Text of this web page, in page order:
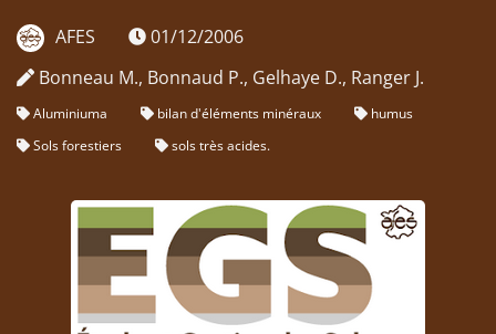
AFES
01/12/2006
Bonneau M., Bonnaud P., Gelhaye D., Ranger J.
Aluminiuma bilan d'éléments minéraux
humus
Sols forestiers
sols très acides.